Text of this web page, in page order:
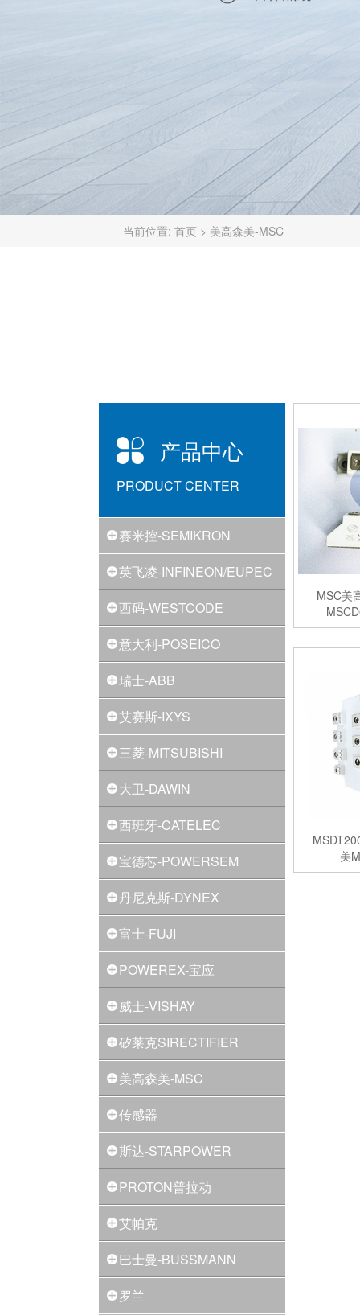
当前位置: 首页 > 美高森美-MSC
产品中心
PRODUCT CENTER
赛米控-SEMIKRON
英飞凌-INFINEON/EUPEC
西码-WESTCODE
意大利-POSEICO
瑞士-ABB
艾赛斯-IXYS
三菱-MITSUBISHI
大卫-DAWIN
西班牙-CATELEC
宝德芯-POWERSEM
丹尼克斯-DYNEX
富士-FUJI
POWEREX-宝应
威士-VISHAY
矽莱克SIRECTIFIER
美高森美-MSC
传感器
斯达-STARPOWER
PROTON普拉动
艾帕克
巴士曼-BUSSMANN
罗兰
MSC美
美